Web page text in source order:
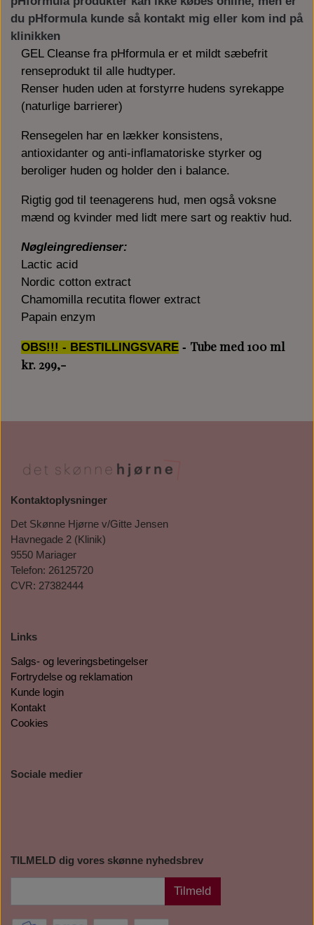
du pHformula kunde så kontakt mig eller kom ind på
klinikken
GEL Cleanse fra pHformula er et mildt sæbefrit
renseprodukt til alle hudtyper.
Renser huden uden at forstyrre hudens syrekappe
(naturlige barrierer)
Rensegelen har en lækker konsistens,
antioxidanter og anti-inflamatoriske styrker og
beroliger huden og holder den i balance.
Rigtig god til teenagerens hud, men også voksne
mænd og kvinder med lidt mere sart og reaktiv hud.
Nøgleingredienser:
Lactic acid
Nordic cotton extract
Chamomilla recutita flower extract
Papain enzym
OBS!!! - BESTILLINGSVARE - Tube med 100 ml
kr. 299,-
Kontaktoplysninger
Det Skønne Hjørne v/Gitte Jensen
Havnegade 2 (Klinik)
9550 Mariager
Telefon: 26125720
CVR: 27382444
Links
Salgs- og leveringsbetingelser
Fortrydelse og reklamation
Kunde login
Kontakt
Cookies
Sociale medier
TILMELD dig vores skønne nyhedsbrev
Tilmeld